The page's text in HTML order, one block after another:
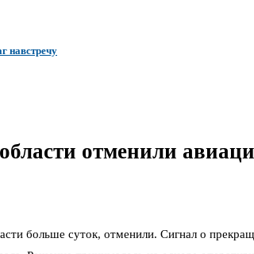
навстречу
отменили
больше суток, отменили. Сигнал о